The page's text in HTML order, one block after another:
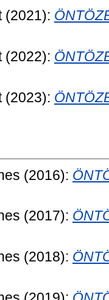
(2021):
(2022):
(2023):
(2016):
(2017):
(2018):